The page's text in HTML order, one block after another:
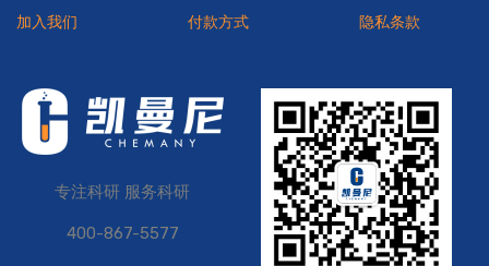
加入我们
付款方式
隐私条款
专注科研 服务科研
400-867-5577